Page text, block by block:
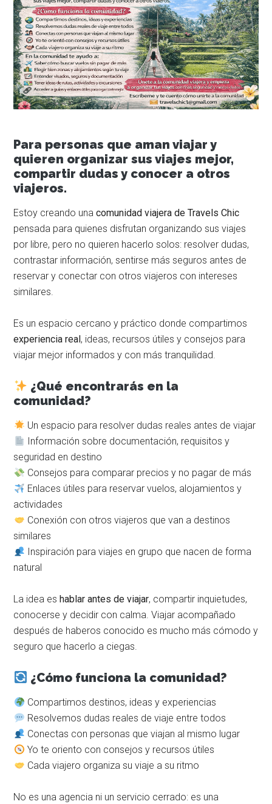
Para personas que aman viajar y
quieren organizar sus viajes mejor,
compartir dudas y conocer a otros
viajeros.
Estoy creando unacomunidad viajera de Travels Chic
pensada para quienes disfrutan organizando sus viajes
por libre, pero no quieren hacerlo solos: resolver dudas,
contrastar información, sentirse más seguros antes de
reservar y conectar con otros viajeros con intereses
similares.
Es un espacio cercano y práctico donde compartimos
experiencia real , ideas, recursos útiles y consejos para
viajar mejor informados y con más tranquilidad.
¿Qué encontrarás en la
comunidad?
Un espacio para resolver dudas reales antes de viajar
Información sobre documentación, requisitos y
seguridad en destino
Consejos para comparar precios y no pagar de más
Enlaces útiles para reservar vuelos, alojamientos y
actividades
Conexión con otros viajeros que van a destinos
similares
Inspiración para viajes en grupo que nacen de forma
natural
La idea es hablar antes de viajar, compartir inquietudes,
conocerse y decidir con calma. Viajar acompañado
después de haberos conocido es mucho más cómodo y
seguro que hacerlo a ciegas.
¿Cómo funciona la comunidad?
Compartimos destinos, ideas y experiencias
Resolvemos dudas reales de viaje entre todos
Conectas con personas que viajan al mismo lugar
Yo te oriento con consejos y recursos útiles
Cada viajero organiza su viaje a su ritmo
No es una agencia ni un servicio cerrado: es una